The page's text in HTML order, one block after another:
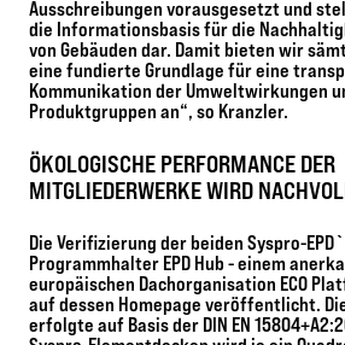
Ausschreibungen vorausgesetzt und
die Informationsbasis für die
von Gebäuden dar. Damit bieten wir
eine fundierte Grundlage für eine
Kommunikation der Umweltwirkungen
Produktgruppen an“, so Kranzler.
ÖKOLOGISCHE PERFORMANCE DER
MITGLIEDERWERKE WIRD
Die Verifizierung der beiden Syspro-
Programmhalter EPD Hub - einem
europäischen Dachorganisation ECO
auf dessen Homepage veröffentlicht.
erfolgte auf Basis der DIN EN